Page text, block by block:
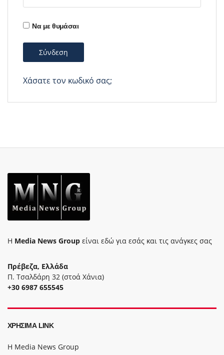
Να με θυμάσαι
Σύνδεση
Χάσατε τον κωδικό σας;
Η Media News Group είναι εδώ για εσάς και τις ανάγκες σας
Πρέβεζα, Ελλάδα
Π. Τσαλδάρη 32 (στοά Χάνια)
+30 6987 655545
ΧΡΉΣΙΜΑ LINK
Η Media News Group